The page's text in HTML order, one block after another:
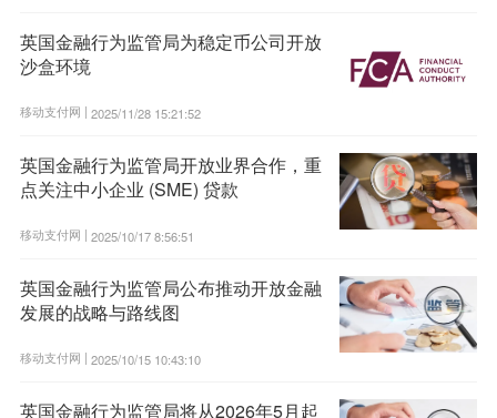
英国金融行为监管局为稳定币公司开放
沙盒环境
移动支付网 | 2025/11/28 15:21:52
英国金融行为监管局开放业界合作，重
点关注中小企业 (SME) 贷款
移动支付网 | 2025/10/17 8:56:51
英国金融行为监管局公布推动开放金融
发展的战略与路线图
移动支付网 | 2025/10/15 10:43:10
英国金融行为监管局将从2026年5月起